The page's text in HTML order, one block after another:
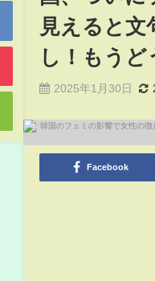
見えると文
し！もうど
2025年1月30日
Facebook